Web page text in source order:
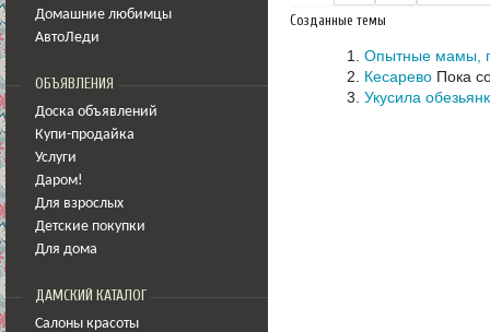
Домашние любимцы
АвтоЛеди
ОБЪЯВЛЕНИЯ
Доска объявлений
Купи-продайка
Услуги
Даром!
Для взрослых
Детские покупки
Для дома
ДАМСКИЙ КАТАЛОГ
Салоны красоты
Созданные темы
Опытные мамы,
Кесарево Пока
Укусила